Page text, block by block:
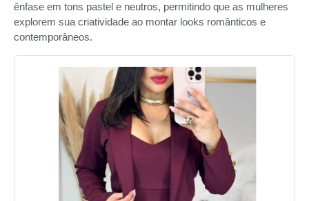
ênfase em tons pastel e neutros, permitindo que as mulheres
explorem sua criatividade ao montar looks românticos e
contemporâneos.